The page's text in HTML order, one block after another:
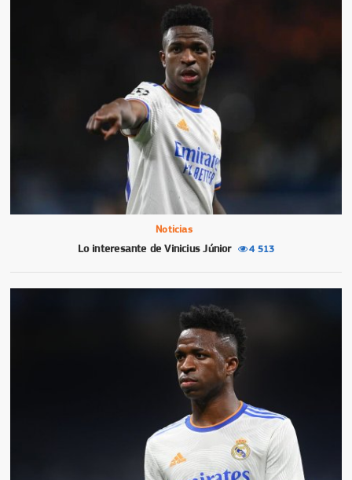
Noticias
Lo interesante de Vinicius Júnior 4 513